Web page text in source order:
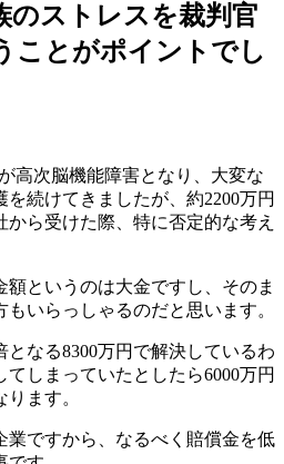
のストレスを裁判官
ことがポイントでし
高次脳機能障害となり、大変な
続けてきましたが、約2200万円
ら受けた際、特に否定的な考え
額というのは大金ですし、そのま
いらっしゃるのだと思います。
となる8300万円で解決しているわ
しまっていたとしたら6000万円
ます。
業ですから、なるべく賠償金を低